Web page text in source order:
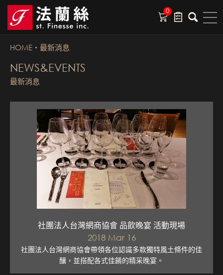
0
HOME 最新消息
NEWS&EVENTS
最新消息
社團法人台灣網商協會 品飲晚宴 活動現場
2018 Mar 16
社團法人台灣網商協會帶領各位認識多款獨特風土條件的佳
釀，並搭配各式佳餚的精采晚宴。